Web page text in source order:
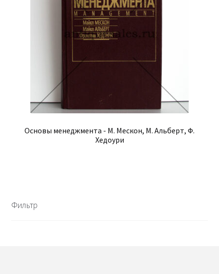
Основы менеджмента - М. Мескон, М. Альберт, Ф.
Хедоури
Фильтр